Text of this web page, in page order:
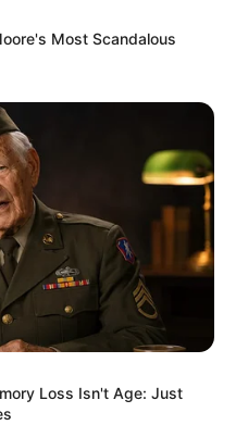
sind Affiliate-
darüber gebucht oder
Most Scandalous
Loss Isn't Age: Just